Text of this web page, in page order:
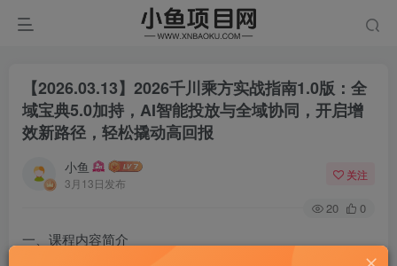
【2026.03.13】2026千川乘方实战指南1.0版：全
域宝典5.0加持，AI智能投放与全域协同，开启增
效新路径，轻松撬动高回报
小鱼
3月13日发布
关注
20 0
一、课程内容简介